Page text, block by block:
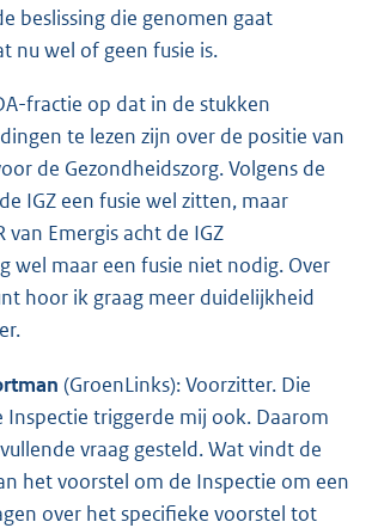
beslissing die genomen gaat
nu wel of geen fusie is.
fractie op dat in de stukken
te lezen zijn over de positie van
de Gezondheidszorg. Volgens de
IGZ een fusie wel zitten, maar
van Emergis acht de IGZ
wel maar een fusie niet nodig. Over
hoor ik graag meer duidelijkheid
(GroenLinks): Voorzitter. Die
Inspectie triggerde mij ook. Daarom
vraag gesteld. Wat vindt de
het voorstel om de Inspectie om een
over het specifieke voorstel tot